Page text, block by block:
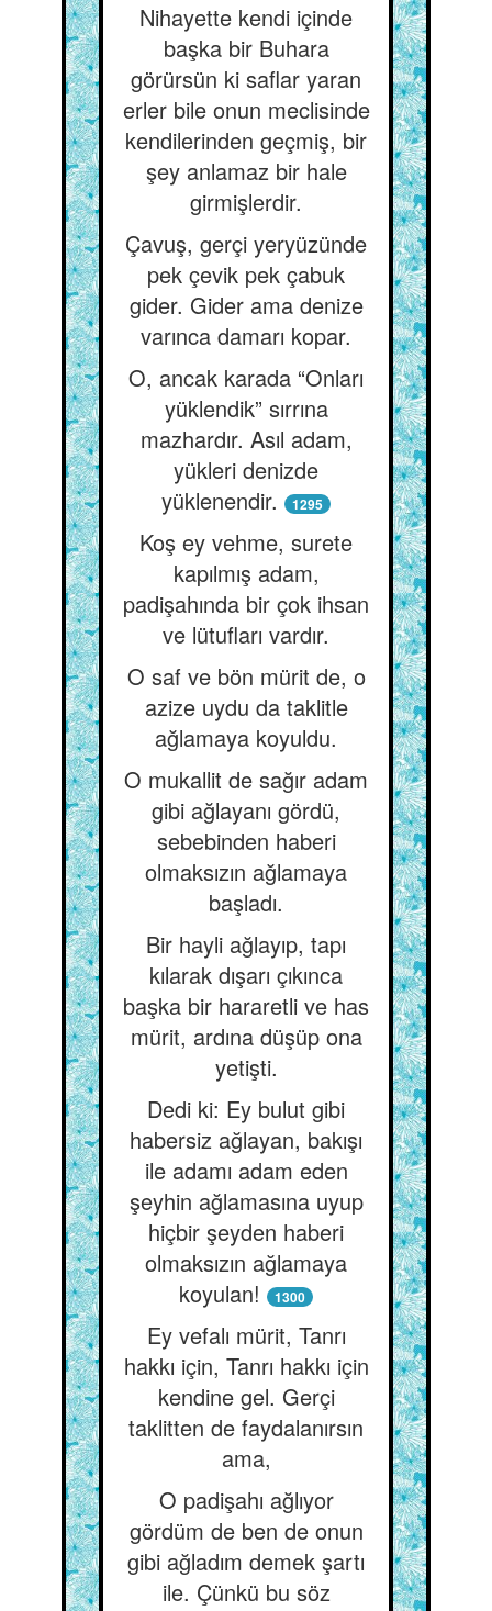
Nihayette kendi içinde
başka bir Buhara
görürsün ki saflar yaran
erler bile onun meclisinde
kendilerinden geçmiş, bir
şey anlamaz bir hale
girmişlerdir.
Çavuş, gerçi yeryüzünde
pek çevik pek çabuk
gider. Gider ama denize
varınca damarı kopar.
O, ancak karada “Onları
yüklendik” sırrına
mazhardır. Asıl adam,
yükleri denizde
yüklenendir.
1295
Koş ey vehme, surete
kapılmış adam,
padişahında bir çok ihsan
ve lütufları vardır.
O saf ve bön mürit de, o
azize uydu da taklitle
ağlamaya koyuldu.
O mukallit de sağır adam
gibi ağlayanı gördü,
sebebinden haberi
olmaksızın ağlamaya
başladı.
Bir hayli ağlayıp, tapı
kılarak dışarı çıkınca
başka bir hararetli ve has
mürit, ardına düşüp ona
yetişti.
Dedi ki: Ey bulut gibi
habersiz ağlayan, bakışı
ile adamı adam eden
şeyhin ağlamasına uyup
hiçbir şeyden haberi
olmaksızın ağlamaya
koyulan!
1300
Ey vefalı mürit, Tanrı
hakkı için, Tanrı hakkı için
kendine gel. Gerçi
taklitten de faydalanırsın
ama,
O padişahı ağlıyor
gördüm de ben de onun
gibi ağladım demek şartı
ile. Çünkü bu söz